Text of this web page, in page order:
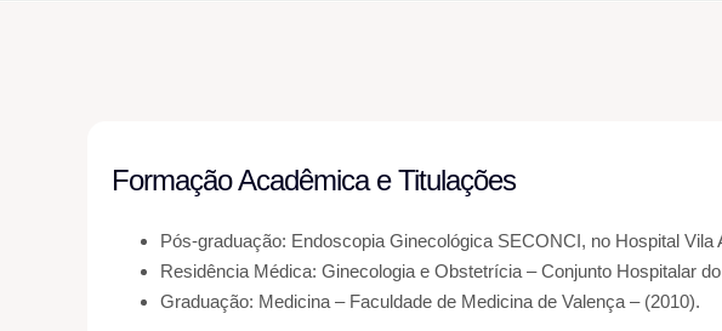
Formação Acadêmica e Titulações
Pós-graduação: Endoscopia Ginecológica SECONCI, no
Residência Médica: Ginecologia e Obstetrícia – Conjunto Hospitalar
Graduação: Medicina – Faculdade de Medicina de Valença – (2010).